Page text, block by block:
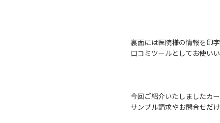
裏面には医院様の情報を印
口コミツールとしてお使い
今回ご紹介いたしましたカ
サンプル請求やお問合せだ